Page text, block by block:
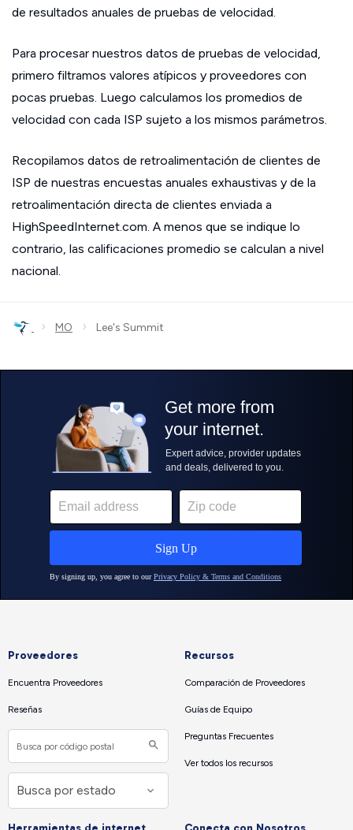
de resultados anuales de pruebas de velocidad.
Para procesar nuestros datos de pruebas de velocidad,
primero filtramos valores atípicos y proveedores con
pocas pruebas. Luego calculamos los promedios de
velocidad con cada ISP sujeto a los mismos parámetros.
Recopilamos datos de retroalimentación de clientes de
ISP de nuestras encuestas anuales exhaustivas y de la
retroalimentación directa de clientes enviada a
HighSpeedInternet.com. A menos que se indique lo
contrario, las calificaciones promedio se calculan a nivel
nacional.
› MO › Lee's Summit
Proveedores
Encuentra Proveedores
Reseñas
Recursos
Comparación de Proveedores
Guías de Equipo
Preguntas Frecuentes
Ver todos los recursos